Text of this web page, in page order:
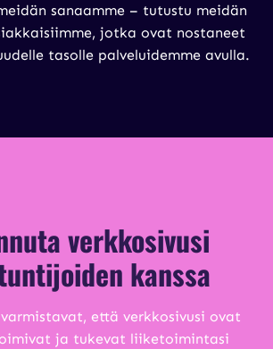
sanaamme – tutustu meidän
jotka ovat nostaneet
tasolle palveluidemme avulla.
verkkosivusi
kanssa
että verkkosivusi ovat
ja tukevat liiketoimintasi